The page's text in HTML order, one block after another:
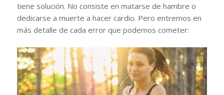
tiene solución. No consiste en matarse de hambre o
dedicarse a muerte a hacer cardio. Pero entremos en
más detalle de cada error que podemos cometer: